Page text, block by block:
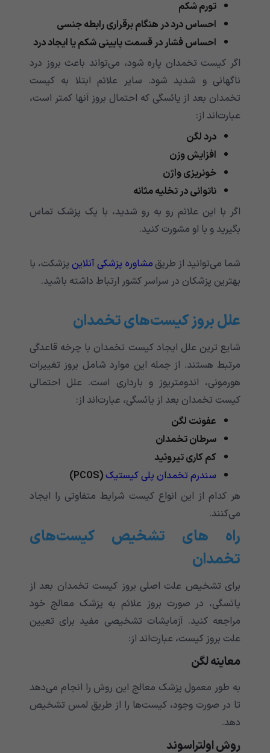
تورم شکم
احساس درد در هنگام برقراری رابطه جنسی
احساس فشار در قسمت پایینی شکم یا ایجاد درد
اگر کیست تخمدان پاره شود، می‌تواند باعث بروز درد
ناگهانی و شدید شود. سایر علائم ابتلا به کیست
تخمدان بعد از یائسگی که احتمال بروز آنها کمتر است،
عبارت‌اند از:
درد لگن
افزایش وزن
خونریزی واژن
ناتوانی در تخلیه مثانه
اگر با این علائم رو به رو شدید، با یک پزشک تماس
بگیرید و با او مشورت کنید.
شما می‌توانید از طریق مشاوره پزشکی آنلاینپزشکت، با
بهترین پزشکان در سراسر کشور ارتباط داشته باشید.
علل بروز کیست‌های تخمدان
شایع ترین علل ایجاد کیست تخمدان با چرخه قاعدگی
مرتبط هستند. از جمله این موارد شامل بروز تغییرات
هورمونی، اندومتریوز و بارداری است. علل احتمالی
کیست تخمدان بعد از یائسگی، عبارت‌اند از:
عفونت لگن
سرطان تخمدان
کم کاری تیروئید
سندرم تخمدان پلی کیستیک(PCOS)
هر کدام از این انواع کیست شرایط متفاوتی را ایجاد
می‌کنند.
راه های تشخیص کیست‌های
تخمدان
برای تشخیص علت اصلی بروز کیست تخمدان بعد از
یائسگی، در صورت بروز علائم به پزشک معالج خود
مراجعه کنید. آزمایشات تشخیصی مفید برای تعیین
علت بروز کیست، عبارت‌اند از:
معاینه لگن
به طور معمول پزشک معالج این روش را انجام می‌دهد
تا در صورت وجود، کیست‌ها را از طریق لمس تشخیص
دهد.
روش اولتراسوند